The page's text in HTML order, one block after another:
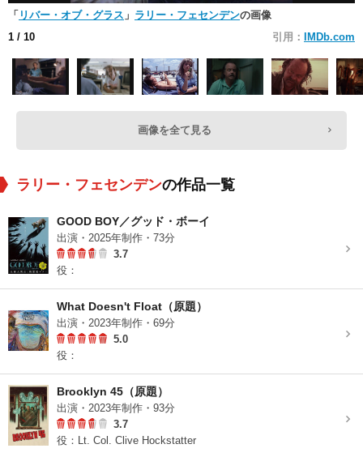
「 リバー・オブ・グラス 」 ラリー・フェセンデンの画像
1 / 10 引用： IMDb.com
画像を全て見る
ラリー・フェセンデンの作品一覧
GOOD BOY／グッド・ボーイ
出演・2025年制作・73分
3.7
役：
What Doesn't Float（原題）
出演・2023年制作・69分
5.0
役：
Brooklyn 45（原題）
出演・2023年制作・93分
3.7
役：Lt. Col. Clive Hockstatter